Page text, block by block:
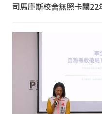
司馬庫斯校舍無照卡關22